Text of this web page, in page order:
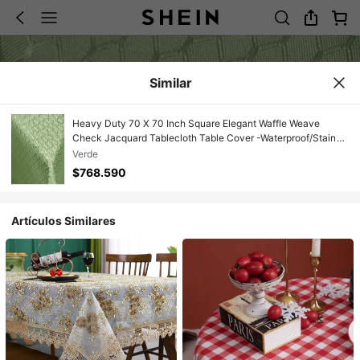
Similar
Heavy Duty 70 X 70 Inch Square Elegant Waffle Weave
Check Jacquard Tablecloth Table Cover -Waterproof/Stain
Resistant/Wrinkle Free - Great For Dinner Parties Wedding
Light Sage Green
Verde
$768.590
Artículos Similares